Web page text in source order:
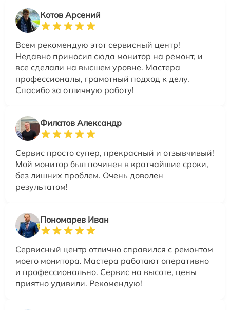
Котов Арсений
Всем рекомендую этот сервисный центр!
Недавно приносил сюда монитор на ремонт, и
все сделали на высшем уровне. Мастера
профессионалы, грамотный подход к делу.
Спасибо за отличную работу!
Филатов Александр
Сервис просто супер, прекрасный и отзывчивый!
Мой монитор был починен в кратчайшие сроки,
без лишних проблем. Очень доволен
результатом!
Пономарев Иван
Сервисный центр отлично справился с ремонтом
моего монитора. Мастера работают оперативно
и профессионально. Сервис на высоте, цены
приятно удивили. Рекомендую!